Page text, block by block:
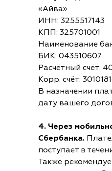
«Айва»
ИНН: 3255517143
КПП: 325701001
Наименование
БИК: 043510607
Расчётный счёт:
Корр. счёт:
В назначении
дату вашего
4. Через
Сбербанка.
поступает в
Также